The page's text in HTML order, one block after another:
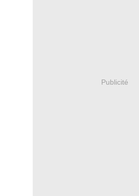
Publicité